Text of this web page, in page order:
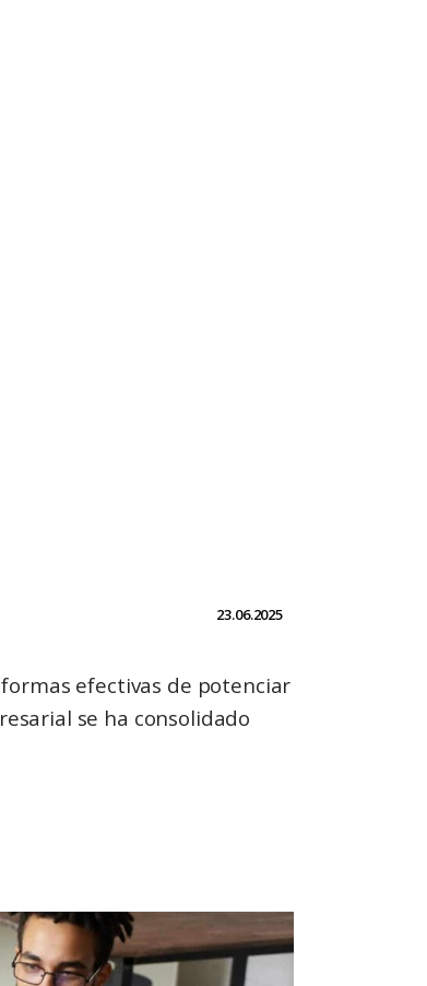
23.06.2025
efectivas de potenciar
se ha consolidado